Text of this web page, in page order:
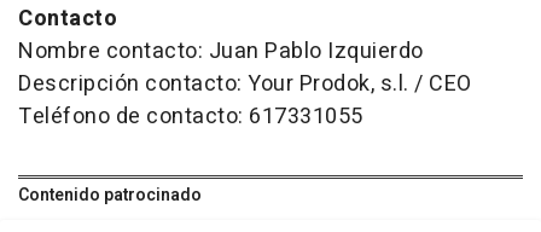
Contacto
Nombre contacto: Juan Pablo Izquierdo
Descripción contacto: Your Prodok, s.l. / CEO
Teléfono de contacto: 617331055
Contenido patrocinado